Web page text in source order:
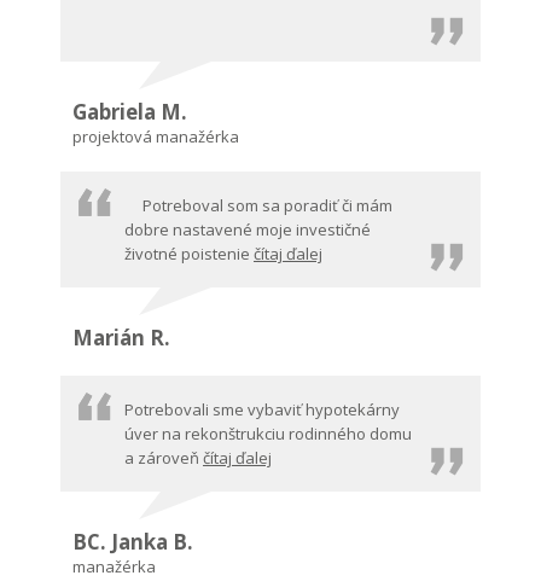
Gabriela M.
projektová manažérka
Potreboval som sa poradiť či mám
dobre nastavené moje investičné
životné poistenie čítaj ďalej
Marián R.
Potrebovali sme vybaviť hypotekárny
úver na rekonštrukciu rodinného domu
a zároveň čítaj ďalej
BC. Janka B.
manažérka